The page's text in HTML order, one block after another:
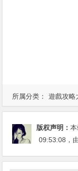
所属分类： 遊戲攻略
版权声明：
09:53:08 ，